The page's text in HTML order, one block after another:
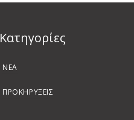
Kατηγορίες
ΝΕΑ
ΠΡΟΚΗΡΥΞΕΙΣ